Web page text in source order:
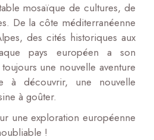
mosaïque de cultures, de
De la côte méditerranéenne
des cités historiques aux
pays européen a son
une nouvelle aventure
à découvrir, une nouvelle
à goûter.
une exploration européenne
!